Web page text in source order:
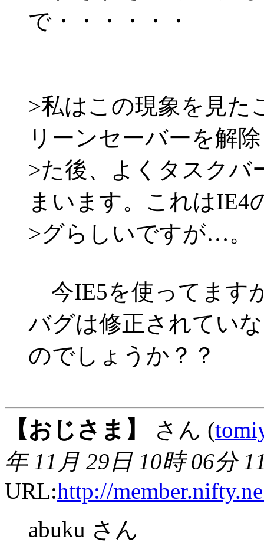
で・・・・・・
>私はこの現象を見た
リーンセーバーを解
>た後、よくタスクバ
まいます。これはIE4
>グらしいですが…。
今IE5を使ってます
バグは修正されてい
のでしょうか？？
【おじさま】 さん (
年 11月 29日 10時 06分
URL:http://
abuku さん